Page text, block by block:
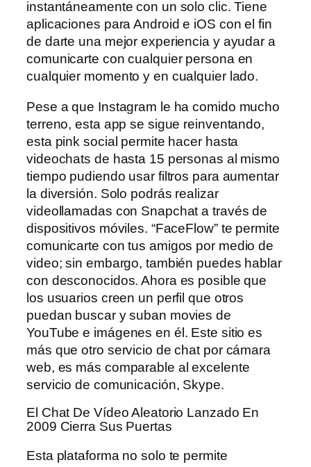
instantáneamente con un solo clic. Tiene
aplicaciones para Android e iOS con el fin
de darte una mejor experiencia y ayudar a
comunicarte con cualquier persona en
cualquier momento y en cualquier lado.
Pese a que Instagram le ha comido mucho
terreno, esta app se sigue reinventando,
esta pink social permite hacer hasta
videochats de hasta 15 personas al mismo
tiempo pudiendo usar filtros para aumentar
la diversión. Solo podrás realizar
videollamadas con Snapchat a través de
dispositivos móviles. “FaceFlow” te permite
comunicarte con tus amigos por medio de
video; sin embargo, también puedes hablar
con desconocidos. Ahora es posible que
los usuarios creen un perfil que otros
puedan buscar y suban movies de
YouTube e imágenes en él. Este sitio es
más que otro servicio de chat por cámara
web, es más comparable al excelente
servicio de comunicación, Skype.
El Chat De Vídeo Aleatorio Lanzado En
2009 Cierra Sus Puertas
Esta plataforma no solo te permite